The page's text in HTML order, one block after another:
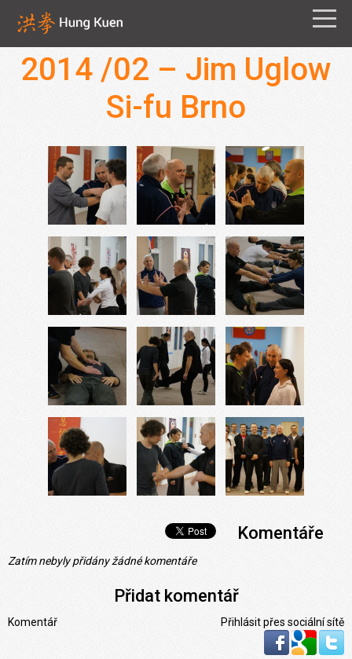
2014 /02 – Jim Uglow
Si-fu Brno
Komentáře
Zatím nebyly přidány žádné komentáře
Přidat komentář
Přihlásit přes sociální sítě
Komentář